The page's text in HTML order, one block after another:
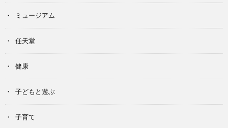
ミュージアム
任天堂
健康
子どもと遊ぶ
子育て